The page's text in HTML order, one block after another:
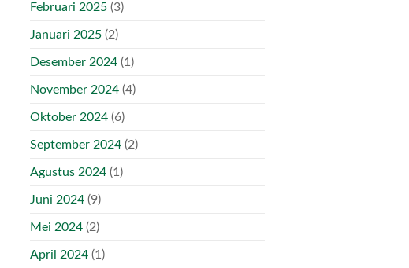
Februari 2025(3)
Januari 2025(2)
Desember 2024(1)
November 2024(4)
Oktober 2024(6)
September 2024(2)
Agustus 2024(1)
Juni 2024(9)
Mei 2024(2)
April 2024(1)